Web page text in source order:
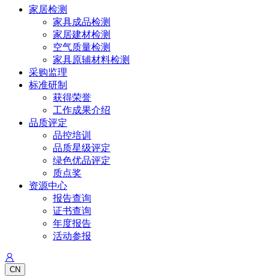
家居检测
家具成品检测
家居建材检测
空气质量检测
家具原辅材料检测
采购监理
标准研制
获得荣誉
工作成果介绍
品质评定
品控培训
品质星级评定
绿色优品评定
质点奖
资源中心
报告查询
证书查询
年度报告
活动参报
CN